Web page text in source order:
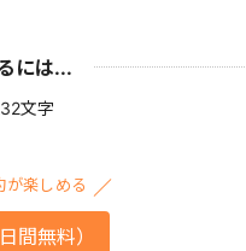
には...
文字
楽しめる
間無料）